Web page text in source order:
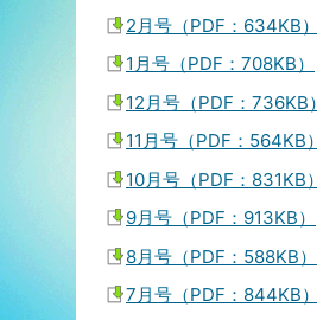
2月号（PDF：634KB）
1月号（PDF：708KB）
12月号（PDF：736KB）
11月号（PDF：564KB）
10月号（PDF：831KB）
9月号（PDF：913KB）
8月号（PDF：588KB）
7月号（PDF：844KB）